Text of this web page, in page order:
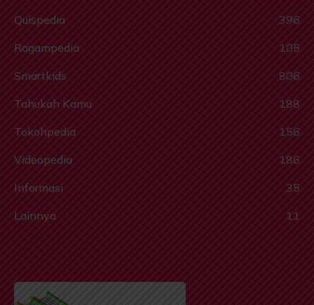
Quispedia
396
Ragampedia
105
Smartkids
806
Tahukah Kamu
188
Tokohpedia
156
Videopedia
186
Informasi
35
Lainnya
11